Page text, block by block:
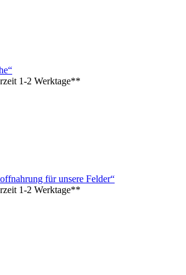
1-2 Werktage**
für unsere Felder“
1-2 Werktage**